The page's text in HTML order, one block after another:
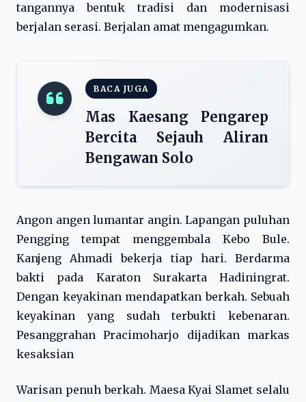
tangannya bentuk tradisi dan modernisasi
berjalan serasi. Berjalan amat mengagumkan.
BACA JUGA
Mas Kaesang Pengarep
Bercita Sejauh Aliran
Bengawan Solo
Angon angen lumantar angin. Lapangan puluhan
Pengging tempat menggembala Kebo Bule.
Kanjeng Ahmadi bekerja tiap hari. Berdarma
bakti pada Karaton Surakarta Hadiningrat.
Dengan keyakinan mendapatkan berkah. Sebuah
keyakinan yang sudah terbukti kebenaran.
Pesanggrahan Pracimoharjo dijadikan markas
kesaksian
Warisan penuh berkah. Maesa Kyai Slamet selalu